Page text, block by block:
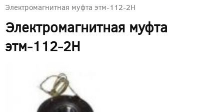
Электромагнитная муфта этм-112-2Н
Электромагнитная муфта
этм-112-2Н